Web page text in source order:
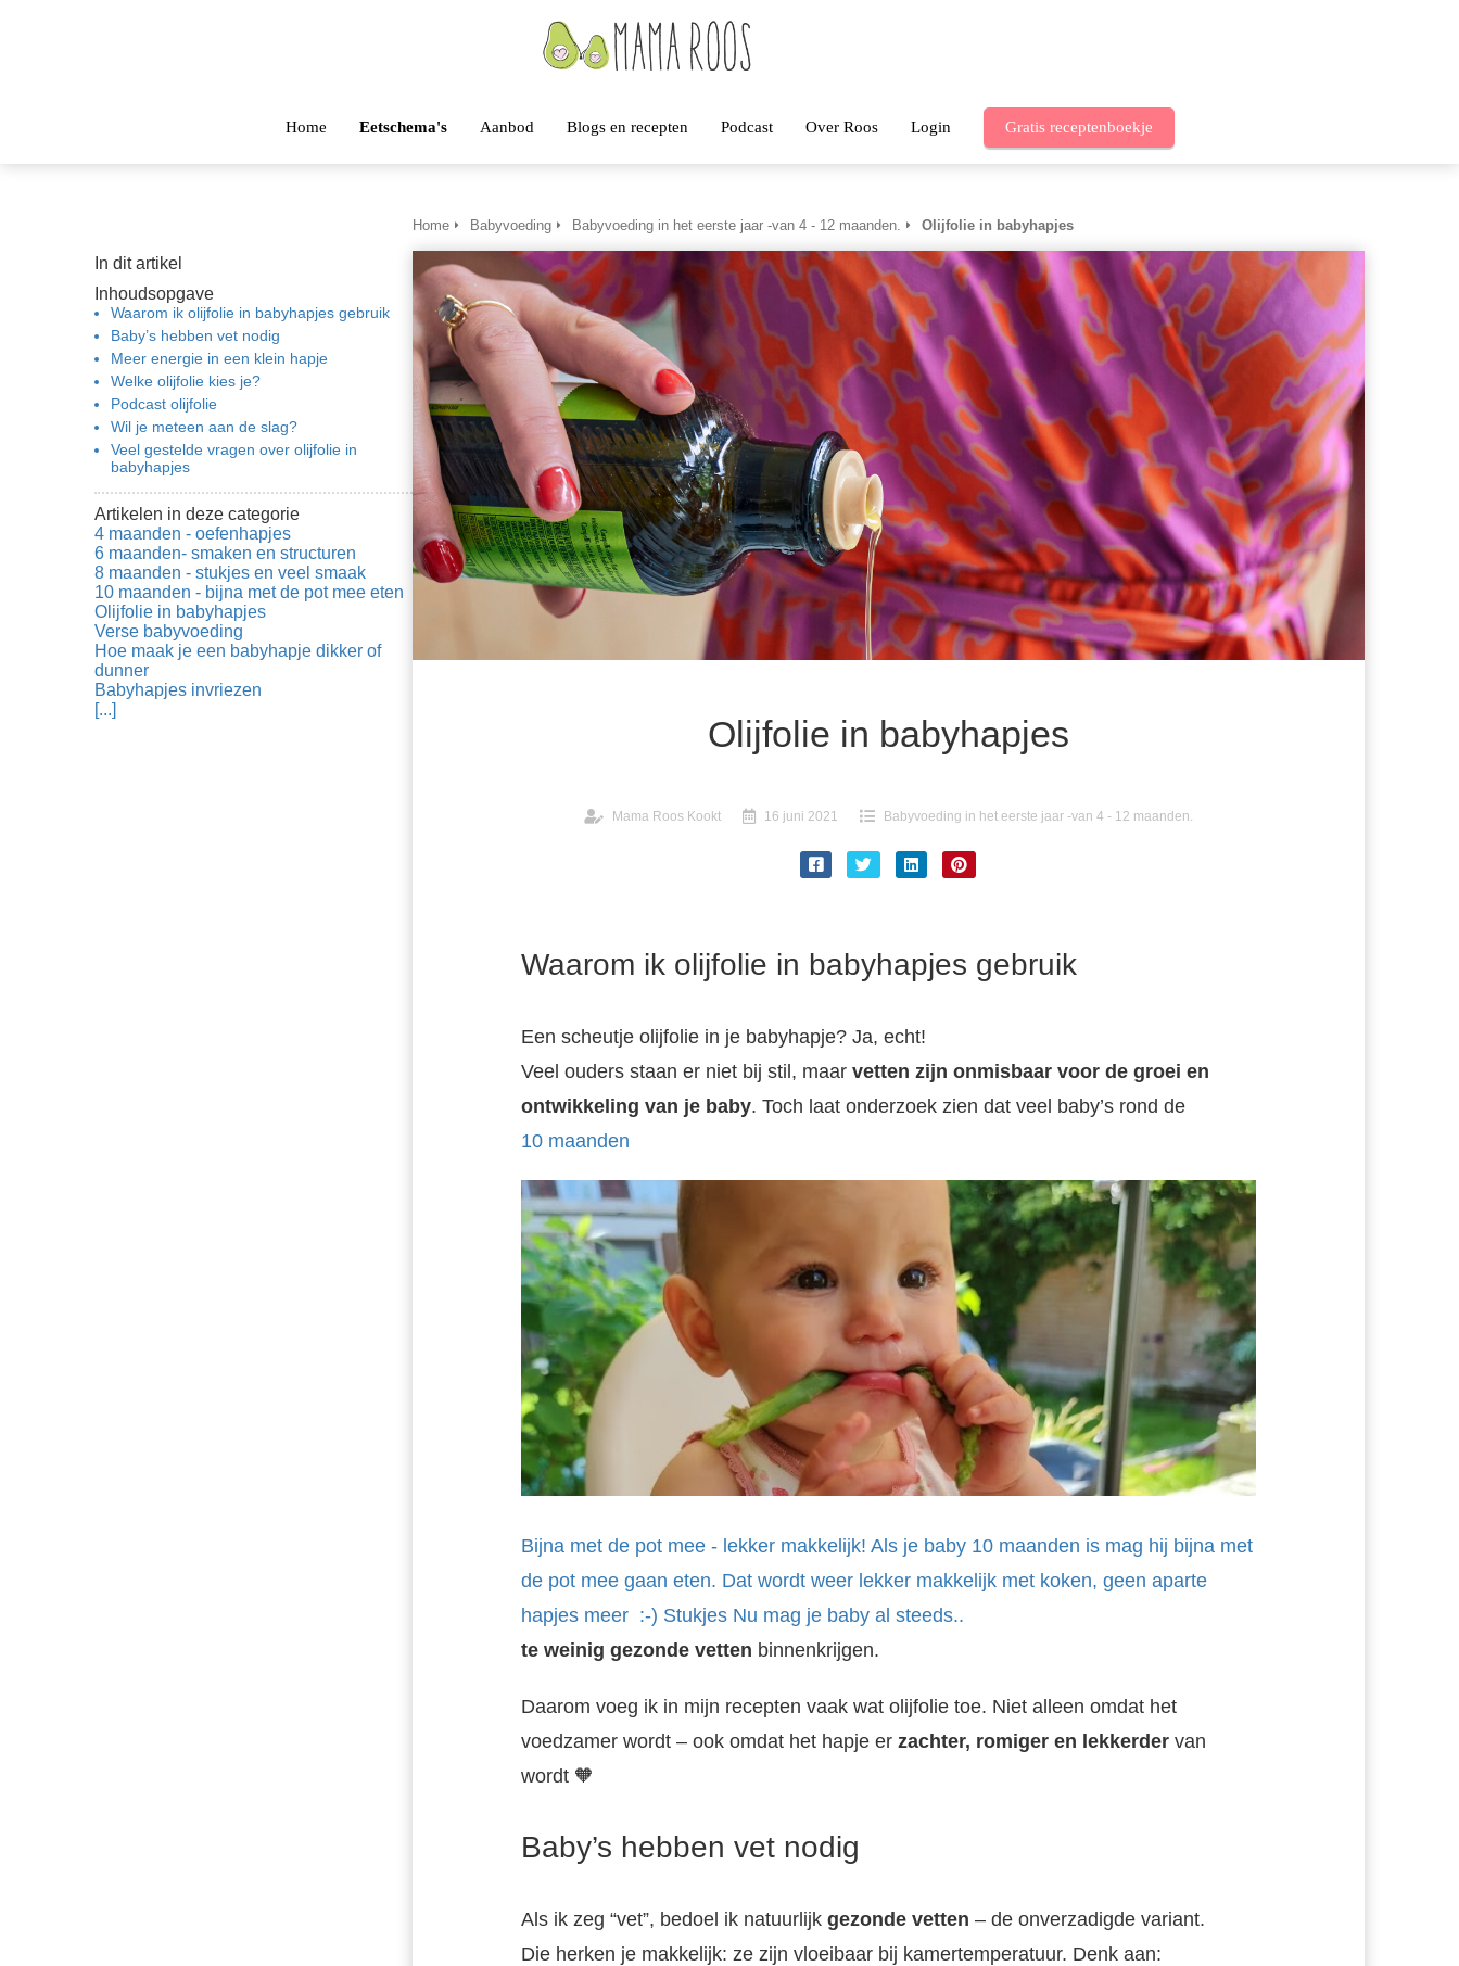
Home Eetschema's Aanbod Blogs en recepten Podcast Over Roos Login Gratis receptenboekje
In dit artikel
Inhoudsopgave
Waarom ik olijfolie in babyhapjes gebruik
Baby’s hebben vet nodig
Meer energie in een klein hapje
Welke olijfolie kies je?
Podcast olijfolie
Wil je meteen aan de slag?
Veel gestelde vragen over olijfolie in
babyhapjes
Artikelen in deze categorie
4 maanden - oefenhapjes
6 maanden- smaken en structuren
8 maanden - stukjes en veel smaak
10 maanden - bijna met de pot mee eten
Olijfolie in babyhapjes
Verse babyvoeding
Hoe maak je een babyhapje dikker of
dunner
Babyhapjes invriezen
[...]
Home Babyvoeding Babyvoeding in het eerste jaar -van 4 - 12 maanden. Olijfolie in babyhapjes
Olijfolie in babyhapjes
Mama Roos Kookt 16 juni 2021 Babyvoeding in het eerste jaar -van 4 - 12 maanden.
Waarom ik olijfolie in babyhapjes gebruik
Een scheutje olijfolie in je babyhapje? Ja, echt!
Veel ouders staan er niet bij stil, maar vetten zijn onmisbaar voor de groei en
ontwikkeling van je baby. Toch laat onderzoek zien dat veel baby’s rond de
10 maanden
Bijna met de pot mee - lekker makkelijk! Als je baby 10 maanden is mag hij bijna met
de pot mee gaan eten. Dat wordt weer lekker makkelijk met koken, geen aparte
hapjes meer :-) Stukjes Nu mag je baby al steeds..
te weinig gezonde vetten binnenkrijgen.
Daarom voeg ik in mijn recepten vaak wat olijfolie toe. Niet alleen omdat het
voedzamer wordt – ook omdat het hapje er zachter, romiger en lekkerdervan
wordt 🧡
Baby’s hebben vet nodig
Als ik zeg “vet”, bedoel ik natuurlijk gezonde vetten – de onverzadigde variant.
Die herken je makkelijk: ze zijn vloeibaar bij kamertemperatuur. Denk aan: